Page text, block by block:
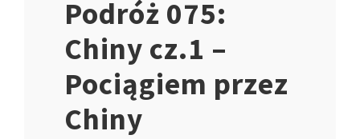
Podróż 075:
Chiny cz.1 –
Pociągiem przez
Chiny